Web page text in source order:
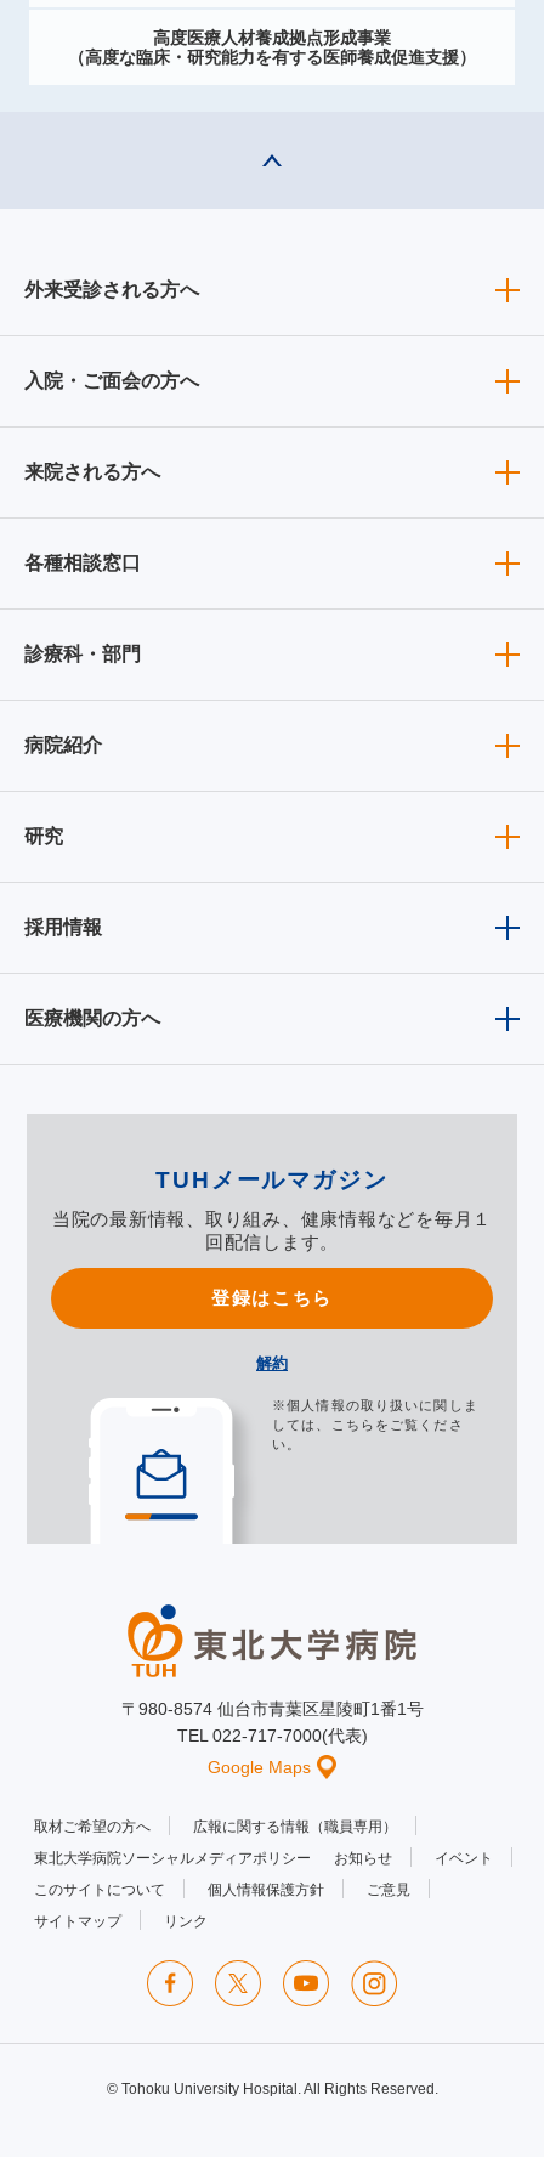
高度医療人材養成拠点形成事業
（高度な臨床・研究能力を有する医師養成促進支援）
外来受診される方へ
入院・ご面会の方へ
来院される方へ
各種相談窓口
診療科・部門
病院紹介
研究
採用情報
医療機関の方へ
TUHメールマガジン
当院の最新情報、取り組み、健康情報などを毎月１
回配信します。
登録はこちら
解約
※個人情報の取り扱いに関しま
しては、
こちら をご覧くださ
い。
〒980-8574 仙台市青葉区星陵町1番1号
TEL 022-717-7000(代表)
Google Maps
取材ご希望の方へ
広報に関する情報（職員専用）
東北大学病院ソーシャルメディアポリシー
お知らせ
イベント
このサイトについて
個人情報保護方針
ご意見
サイトマップ
リンク
© Tohoku University Hospital. All Rights Reserved.